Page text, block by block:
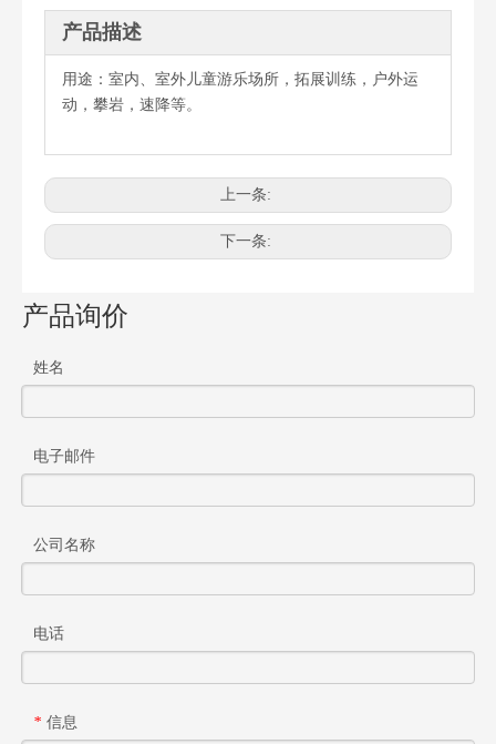
产品描述
用途：室内、室外儿童游乐场所，拓展训练，户外运
动，攀岩，速降等。
上一条:
下一条:
产品询价
姓名
电子邮件
公司名称
电话
* 信息